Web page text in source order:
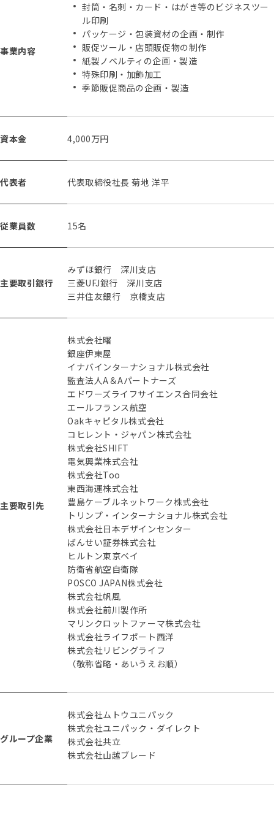
事業内容
封筒・名刺・カード・はがき等のビジネスツー
ル印刷
パッケージ・包装資材の企画・制作
販促ツール・店頭販促物の制作
紙製ノベルティの企画・製造
特殊印刷・加飾加工
季節販促商品の企画・製造
資本金 4,000万円
代表者 代表取締役社長 菊地 洋平
従業員数 15名
主要取引銀行
みずほ銀行 深川支店
三菱UFJ銀行 深川支店
三井住友銀行 京橋支店
主要取引先
株式会社曙
銀座伊東屋
イナバインターナショナル株式会社
監査法人A＆Aパートナーズ
エドワーズライフサイエンス合同会社
エールフランス航空
Oakキャピタル株式会社
コヒレント・ジャパン株式会社
株式会社SHIFT
電気興業株式会社
株式会社Too
東西海運株式会社
豊島ケーブルネットワーク株式会社
トリンプ・インターナショナル株式会社
株式会社日本デザインセンター
ばんせい証券株式会社
ヒルトン東京ベイ
防衛省航空自衛隊
POSCO JAPAN株式会社
株式会社帆風
株式会社前川製作所
マリンクロットファーマ株式会社
株式会社ライフポート西洋
株式会社リビングライフ
（敬称省略・あいうえお順）
グループ企業
株式会社ムトウユニパック
株式会社ユニパック・ダイレクト
株式会社共立
株式会社山越ブレード